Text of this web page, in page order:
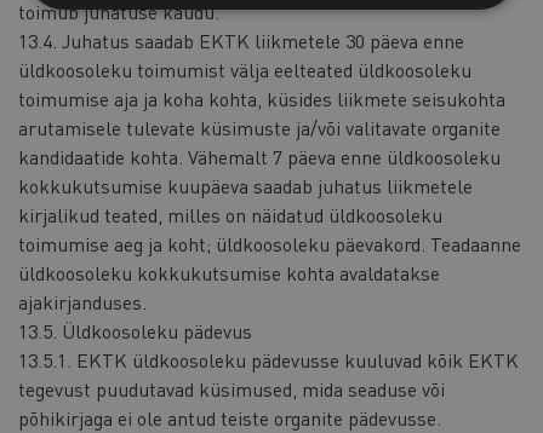
toimub juhatuse kaudu.
13.4. Juhatus saadab EKTK liikmetele 30 päeva enne
üldkoosoleku toimumist välja eelteated üldkoosoleku
toimumise aja ja koha kohta, küsides liikmete seisukohta
arutamisele tulevate küsimuste ja/või valitavate organite
kandidaatide kohta. Vähemalt 7 päeva enne üldkoosoleku
kokkukutsumise kuupäeva saadab juhatus liikmetele
kirjalikud teated, milles on näidatud üldkoosoleku
toimumise aeg ja koht; üldkoosoleku päevakord. Teadaanne
üldkoosoleku kokkukutsumise kohta avaldatakse
ajakirjanduses.
13.5. Üldkoosoleku pädevus
13.5.1. EKTK üldkoosoleku pädevusse kuuluvad kõik EKTK
tegevust puudutavad küsimused, mida seaduse või
põhikirjaga ei ole antud teiste organite pädevusse.